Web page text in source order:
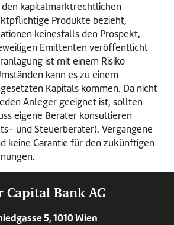
kapitalmarktrechtlichen
Produkte bezieht,
keinesfalls den Prospekt,
Emittenten veröffentlicht
ist mit einem Risiko
kann es zu einem
Kapitals kommen. Da nicht
Anleger geeignet ist, sollten
eigene Berater konsultieren
und Steuerberater). Vergangene
keine Garantie für den zukünftigen
Capital Bank AG
5, 1010 Wien